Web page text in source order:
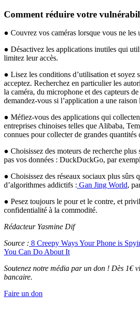
Comment réduire votre
● Couvrez vos caméras lorsque vous ne les
● Désactivez les applications inutiles qui
limitez leur accès.
● Lisez les conditions d’utilisation et soyez
acceptez. Recherchez en particulier les
la caméra, du microphone et des capteurs
demandez-vous si l’application a une
● Méfiez-vous des applications qui
entreprises chinoises telles que Alibaba,
connues pour collecter de grandes quantités
● Choisissez des moteurs de recherche plus
pas vos données : DuckDuckGo, par
● Choisissez des réseaux sociaux plus sûrs
d’algorithmes addictifs : Gan Jing World,
● Pesez toujours le pour et le contre, et
confidentialité à la commodité.
Rédacteur Yasmine Dif
Source : 8 Creepy Ways Your Phone is
You Can Do About It
Soutenez notre média par un don ! Dès 1€
bancaire.
Faire un don